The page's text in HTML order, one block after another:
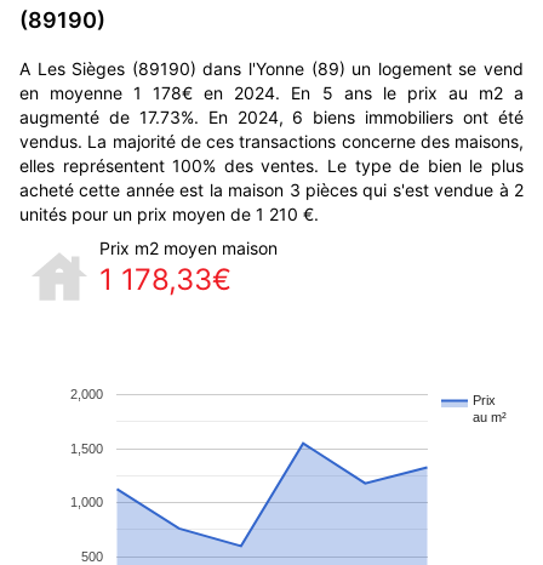
(89190)
A Les Sièges (89190) dans l'Yonne (89) un logement se vend
en moyenne 1 178€ en 2024. En 5 ans le prix au m2 a
augmenté de 17.73%. En 2024, 6 biens immobiliers ont été
vendus. La majorité de ces transactions concerne des maisons,
elles représentent 100% des ventes. Le type de bien le plus
acheté cette année est la maison 3 pièces qui s'est vendue à 2
unités pour un prix moyen de 1 210 €.
Prix m2 moyen maison
1 178,33€
Prix
au m²
500
1,000
1,500
2,000